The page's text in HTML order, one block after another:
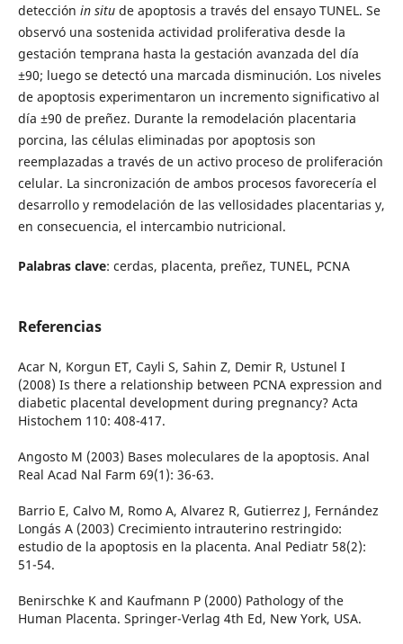
detección in situde apoptosis a través del ensayo TUNEL. Se
observó una sostenida actividad proliferativa desde la
gestación temprana hasta la gestación avanzada del día
±90; luego se detectó una marcada disminución. Los niveles
de apoptosis experimentaron un incremento significativo al
día ±90 de preñez. Durante la remodelación placentaria
porcina, las células eliminadas por apoptosis son
reemplazadas a través de un activo proceso de proliferación
celular. La sincronización de ambos procesos favorecería el
desarrollo y remodelación de las vellosidades placentarias y,
en consecuencia, el intercambio nutricional.
Palabras clave: cerdas, placenta, preñez, TUNEL, PCNA
Referencias
Acar N, Korgun ET, Cayli S, Sahin Z, Demir R, Ustunel I
(2008) Is there a relationship between PCNA expression and
diabetic placental development during pregnancy? Acta
Histochem 110: 408-417.
Angosto M (2003) Bases moleculares de la apoptosis. Anal
Real Acad Nal Farm 69(1): 36-63.
Barrio E, Calvo M, Romo A, Alvarez R, Gutierrez J, Fernández
Longás A (2003) Crecimiento intrauterino restringido:
estudio de la apoptosis en la placenta. Anal Pediatr 58(2):
51-54.
Benirschke K and Kaufmann P (2000) Pathology of the
Human Placenta. Springer-Verlag 4th Ed, New York, USA.